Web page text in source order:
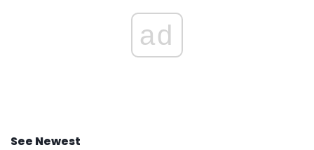
ad
See Newest